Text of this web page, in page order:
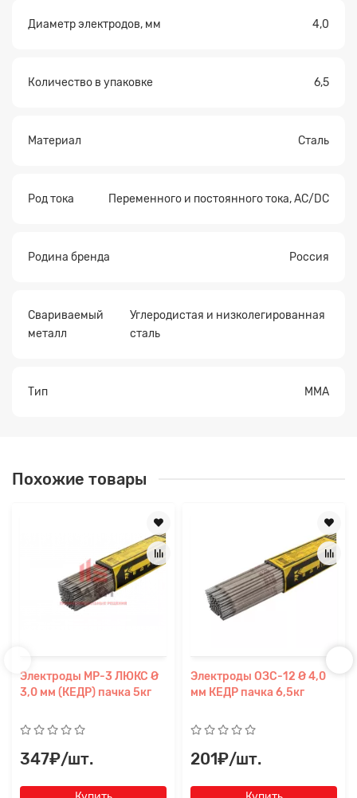
Диаметр электродов, мм 4,0
Количество в упаковке 6,5
Материал Сталь
Род тока Переменного и постоянного тока, AC/DC
Родина бренда Россия
Свариваемый
металл
Углеродистая и низколегированная
сталь
Тип ММА
Похожие товары
Электроды МР-3 ЛЮКС Ø
3,0 мм (КЕДР) пачка 5кг
347₽/шт.
Электроды ОЗС-12 Ø 4,0
мм КЕДР пачка 6,5кг
201₽/шт.